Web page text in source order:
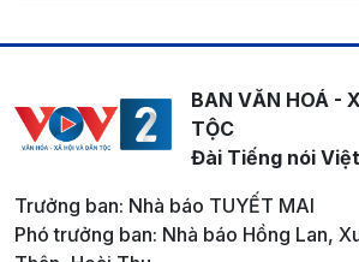
BAN VĂN HOÁ -
TỘC
Đài Tiếng nói
Trưởng ban: Nhà báo TUYẾT MAI
Phó trưởng ban: Nhà báo Hồng Lan,